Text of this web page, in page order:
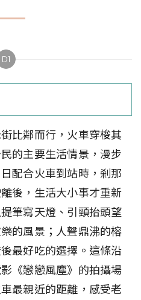
D1
比鄰而行，火車穿梭其
的主要生活情景，漫步
配合火車到站時，剎那
後，生活大小事才重新
筆寫天燈、引頸抬頭望
的風景；人聲鼎沸的榕
最好吃的選擇。這條沿
《戀戀風塵》的拍攝場
最親近的距離，感受老